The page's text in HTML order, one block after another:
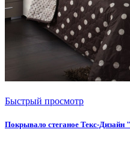
Быстрый просмотр
Покрывало стеганое Текс-